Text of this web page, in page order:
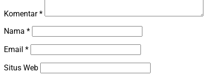
Komentar*
Nama *
Email *
Situs Web